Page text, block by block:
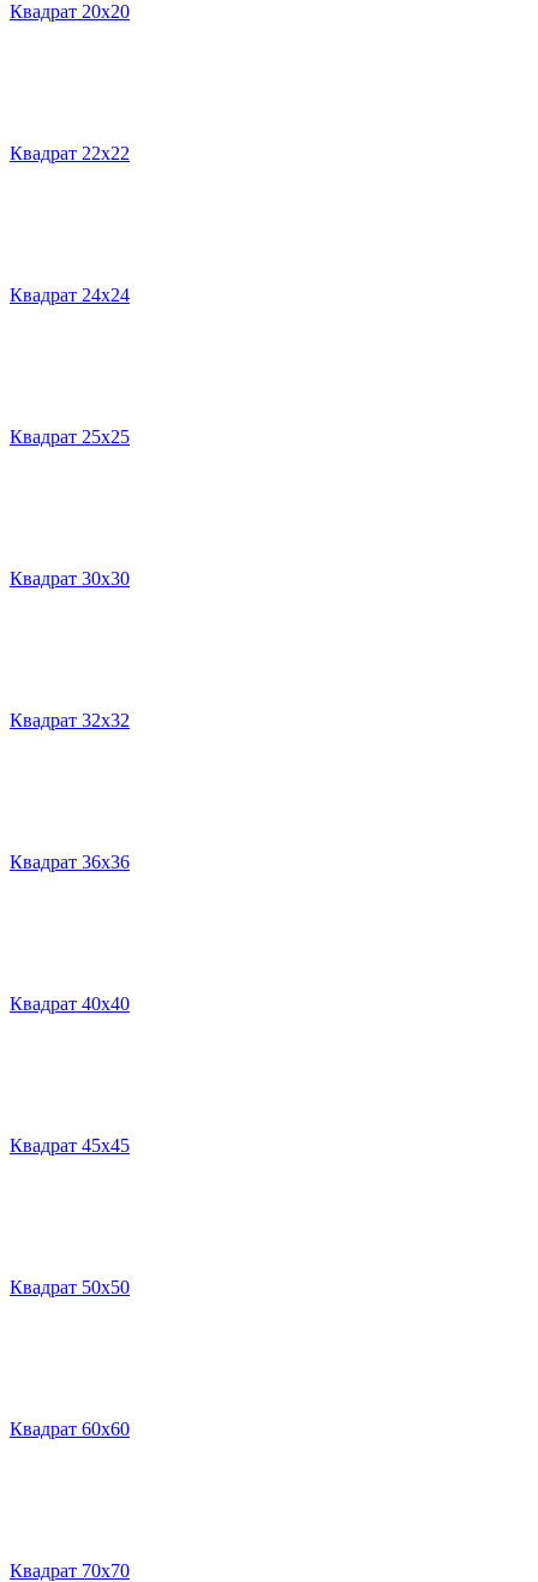
Квадрат 20х20
Квадрат 22х22
Квадрат 24х24
Квадрат 25х25
Квадрат 30х30
Квадрат 32х32
Квадрат 36х36
Квадрат 40х40
Квадрат 45х45
Квадрат 50х50
Квадрат 60х60
Квадрат 70х70